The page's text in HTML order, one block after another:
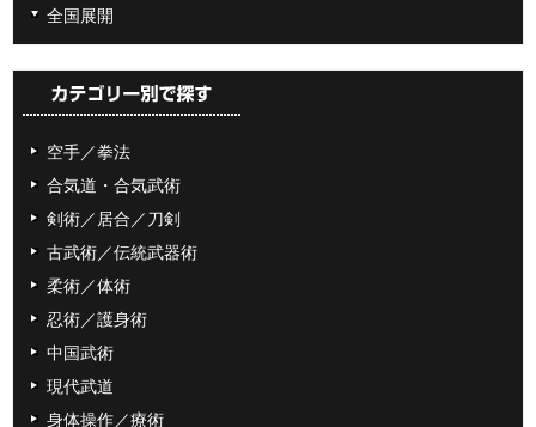
全国展開
空手／拳法
合気道・合気武術
剣術／居合／刀剣
古武術／伝統武器術
柔術／体術
忍術／護身術
中国武術
現代武道
身体操作／療術